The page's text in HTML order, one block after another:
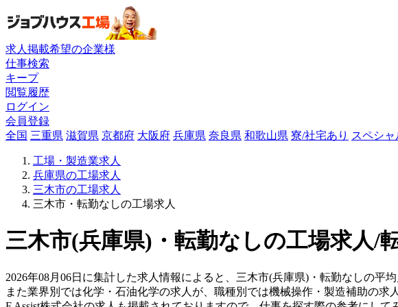
求人掲載希望の企業様
仕事検索
キープ
閲覧履歴
ログイン
会員登録
全国 三重県 滋賀県 京都府 大阪府 兵庫県 奈良県 和歌山県 寮/社宅あり スペシャ
工場・製造業求人
兵庫県の工場求人
三木市の工場求人
三木市・転勤なしの工場求人
三木市(兵庫県)・転勤なしの工場求人/
2026年08月06日に集計した求人情報によると、三木市(兵庫県)・転勤なしの平均
また業界別では化学・石油化学の求人が、職種別では機械操作・製造補助の求